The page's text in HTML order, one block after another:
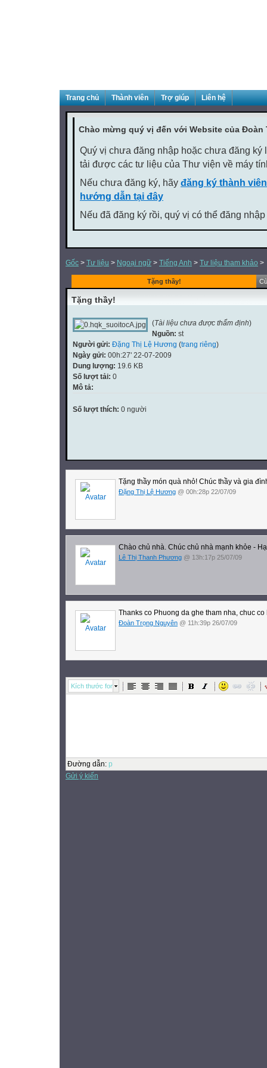
Trang chủ Thành viên Trợ giúp Liên hệ
Chào mừng quý vị đến với Website của Đoàn
Quý vị chưa đăng nhập hoặc chưa đăng ký
tải được các tư liệu của Thư viện về máy
Nếu chưa đăng ký, hãy đăng ký thành
hướng dẫn tại đây
Nếu đã đăng ký rồi, quý vị có thể đăng
Gốc > Tư liệu > Ngoại ngữ > Tiếng Anh > Tư liệu tham khảo >
Tặng thầy!
Tặng thầy!
(Tài liệu chưa được thẩm định)
Nguồn: st
Người gửi: Đặng Thị Lệ Hương (trang riêng)
Ngày gửi: 00h:27' 22-07-2009
Dung lượng: 19.6 KB
Số lượt tải: 0
Mô tả:
Số lượt thích: 0 người
Tặng thầy món quà nhỏ! Chúc thầy và gia
Đặng Thị Lệ Hương @ 00h:28p 22/07/09
Chào chủ nhà. Chúc chủ nhà mạnh khỏe -
Lê Thị Thanh Phương @ 13h:17p 25/07/09
Thanks co Phuong da ghe tham nha, chuc
Đoàn Trọng Nguyên @ 11h:39p 26/07/09
Kích thước font
Đường dẫn: p
Gửi ý kiến